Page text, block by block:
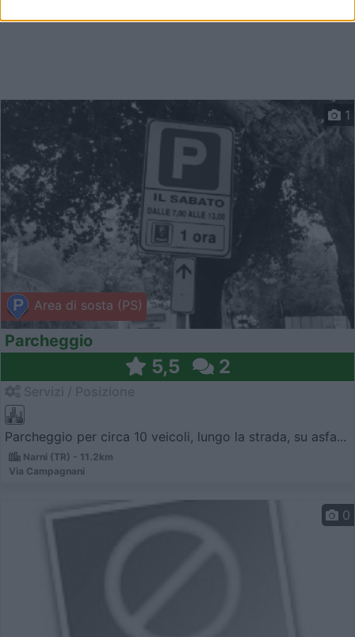
Area di sosta (PS)
1
Parcheggio
5,5 2
Parcheggio per circa 10 veicoli, lungo la strada, su asfa...
Narni (TR) - 11.2km
Via Campagnani
0